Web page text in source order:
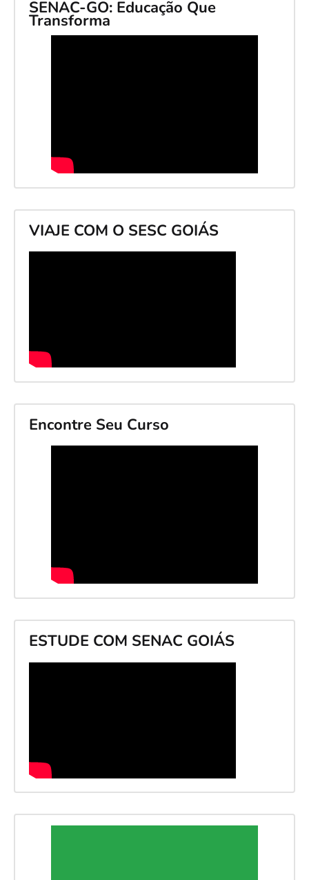
SENAC-GO: Educação Que
Transforma
VIAJE COM O SESC GOIÁS
Encontre Seu Curso
ESTUDE COM SENAC GOIÁS